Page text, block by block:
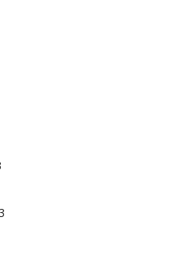
Nacional ante la
Órganos Nacionales de